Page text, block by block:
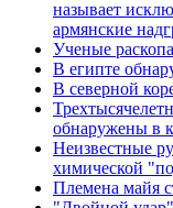
называет
армянские
Ученые
В египте
В северной
обнаружены в
Неизвестные
химической
Племена майя